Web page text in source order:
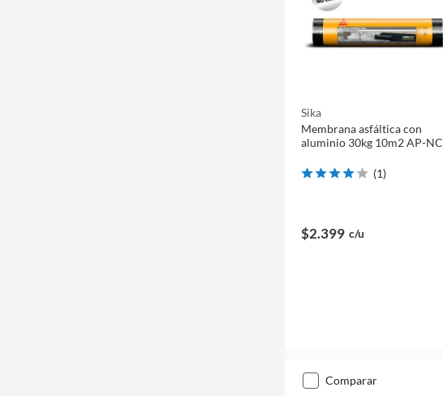
Sika
Membrana asfáltica con
aluminio 30kg 10m2 AP-NC
(1)
$2.399 c/u
comparar